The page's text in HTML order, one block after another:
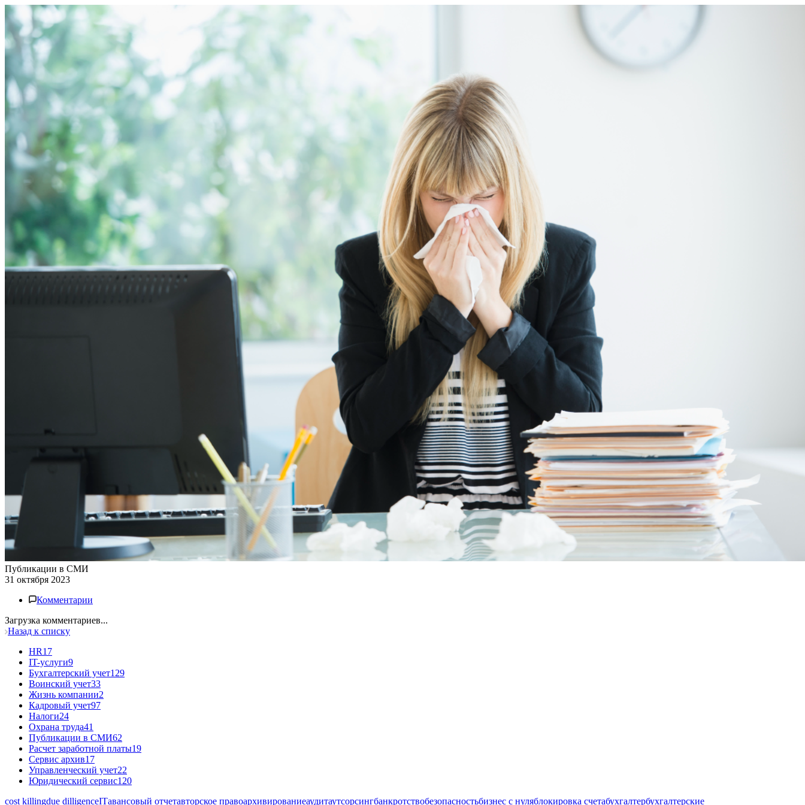
Публикации в СМИ
31 октября 2023
Комментарии
Загрузка комментариев...
Назад к списку
HR17
IT-услуги9
Бухгалтерский учет129
Воинский учет33
Жизнь компании2
Кадровый учет97
Налоги24
Охрана труда41
Публикации в СМИ62
Расчет заработной платы19
Сервис архив17
Управленческий учет22
Юридический сервис120
cost killingdue dilligenceITавансовый отчетавторское правоархивированиеаудитаутсорсингбанкротствобезопасностьбизнес с нуляблокировка счетабухгалтербухгалтерские